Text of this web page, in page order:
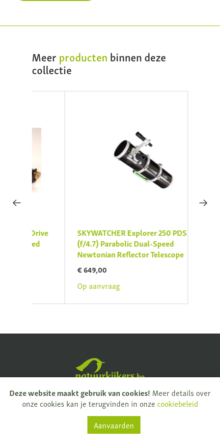
Meer producten binnen deze
collectie
SKYWATCHER Explorer 250 PDS (OTA)
(f/4.7) Parabolic Dual-Speed
Newtonian Reflector Telescope
Op aanvraag
Rijksweg 32
9681 Nukerke
+ 32 (0)55 61 33 13
Deze website maakt gebruik van cookies! Meer details over
onze cookies kan je terugvinden in onzecookiebeleid
Aanvaarden